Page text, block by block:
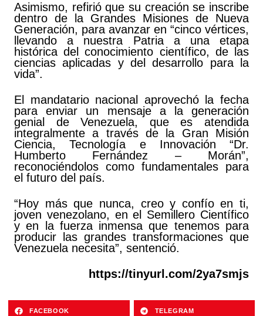
Asimismo, refirió que su creación se inscribe
dentro de la Grandes Misiones de Nueva
Generación, para avanzar en “cinco vértices,
llevando a nuestra Patria a una etapa
histórica del conocimiento científico, de las
ciencias aplicadas y del desarrollo para la
vida”.
El mandatario nacional aprovechó la fecha
para enviar un mensaje a la generación
genial de Venezuela, que es atendida
integralmente a través de la Gran Misión
Ciencia, Tecnología e Innovación “Dr.
Humberto Fernández – Morán”,
reconociéndolos como fundamentales para
el futuro del país.
“Hoy más que nunca, creo y confío en ti,
joven venezolano, en el Semillero Científico
y en la fuerza inmensa que tenemos para
producir las grandes transformaciones que
Venezuela necesita”, sentenció.
https://tinyurl.com/2ya7smjs
FACEBOOK TELEGRAM